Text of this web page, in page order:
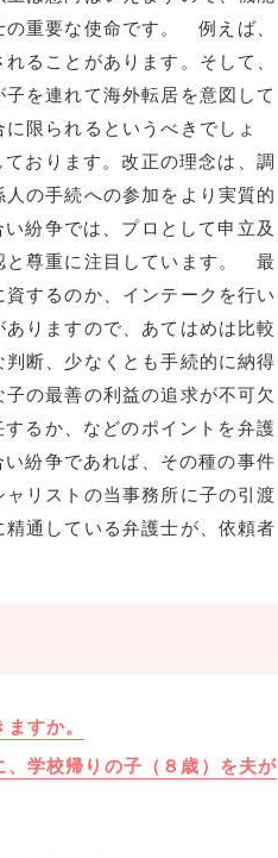
の重要な使命です。 例えば、
ることがあります。そして、
を連れて海外転居を意図して
限られるというべきでしょ
おります。改正の理念は、調
の手続への参加をより実質的
紛争では、プロとして申立及
と尊重に注目しています。 最
するのか、インテークを行い
りますので、あてはめは比較
断、少なくとも手続的に納得
の最善の利益の追求が不可欠
るか、などのポイントを弁護
紛争であれば、その種の事件
リストの当事務所に子の引渡
通している弁護士が、依頼者
すか。
学校帰りの子（８歳）を夫が